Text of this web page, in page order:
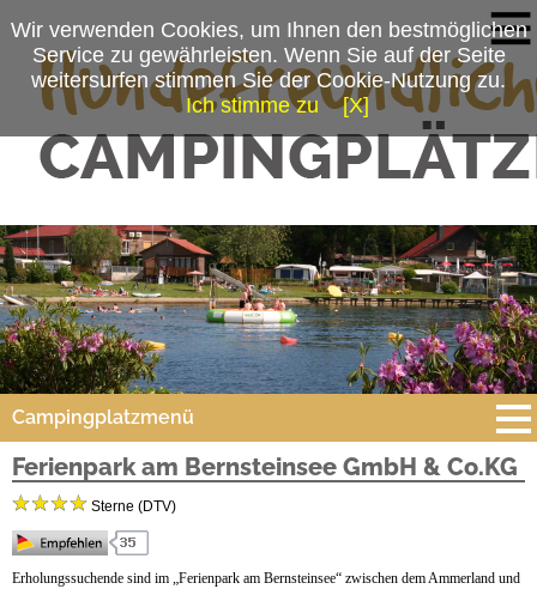
Campingplatzmenü
Platzdaten
Stellplätze
Mietobjekte
Ferienpark am Bernsteinsee GmbH & Co.KG
Sterne (DTV)
Erholungssuchende sind im „Ferienpark am Bernsteinsee“ zwischen dem Ammerland und
Wir verwenden Cookies, um Ihnen den bestmöglichen
Service zu gewährleisten. Wenn Sie auf der Seite
weitersurfen stimmen Sie der Cookie-Nutzung zu.
Ich stimme zu
[X]